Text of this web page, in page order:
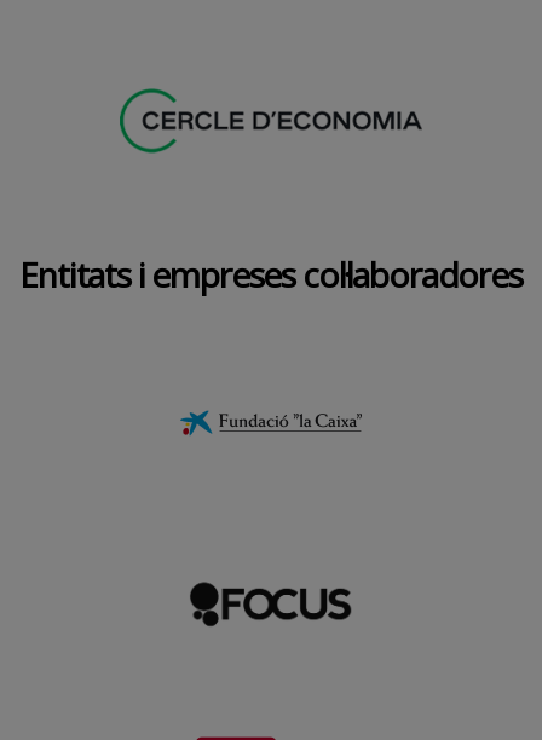
Entitats i empreses col·laboradores